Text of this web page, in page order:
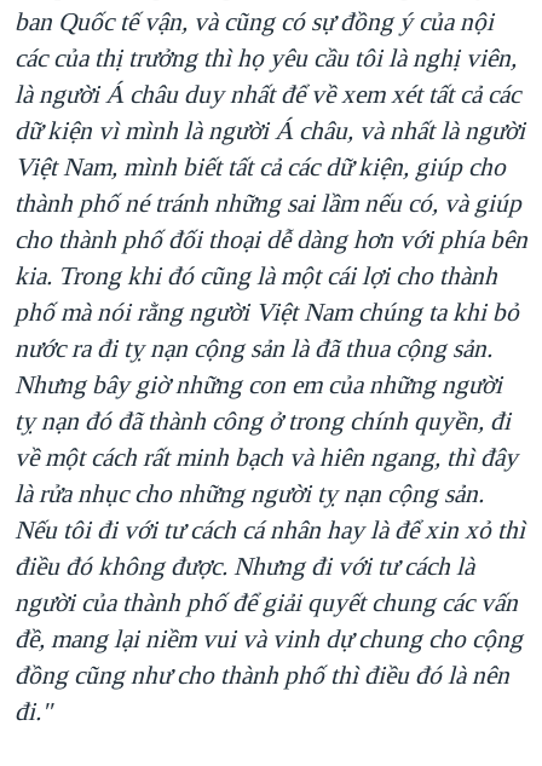
ban Quốc tế vận, và cũng có sự đồng ý của nội
các của thị trưởng thì họ yêu cầu tôi là nghị viên,
là người Á châu duy nhất để về xem xét tất cả các
dữ kiện vì mình là người Á châu, và nhất là người
Việt Nam, mình biết tất cả các dữ kiện, giúp cho
thành phố né tránh những sai lầm nếu có, và giúp
cho thành phố đối thoại dễ dàng hơn với phía bên
kia. Trong khi đó cũng là một cái lợi cho thành
phố mà nói rằng người Việt Nam chúng ta khi bỏ
nước ra đi tỵ nạn cộng sản là đã thua cộng sản.
Nhưng bây giờ những con em của những người
tỵ nạn đó đã thành công ở trong chính quyền, đi
về một cách rất minh bạch và hiên ngang, thì đây
là rửa nhục cho những người tỵ nạn cộng sản.
Nếu tôi đi với tư cách cá nhân hay là để xin xỏ thì
điều đó không được. Nhưng đi với tư cách là
người của thành phố để giải quyết chung các vấn
đề, mang lại niềm vui và vinh dự chung cho cộng
đồng cũng như cho thành phố thì điều đó là nên
đi."